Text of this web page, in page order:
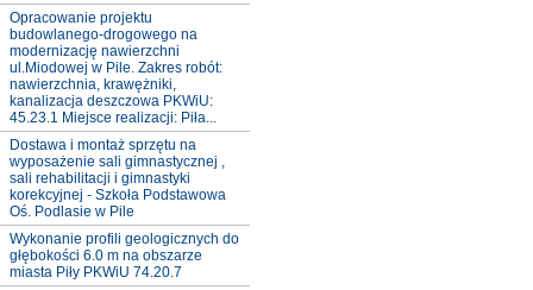
Opracowanie projektu
budowlanego-drogowego na
modernizację nawierzchni
ul.Miodowej w Pile. Zakres robót:
nawierzchnia, krawężniki,
kanalizacja deszczowa PKWiU:
45.23.1 Miejsce realizacji: Piła...
Dostawa i montaż sprzętu na
wyposażenie sali gimnastycznej ,
sali rehabilitacji i gimnastyki
korekcyjnej - Szkoła Podstawowa
Oś. Podlasie w Pile
Wykonanie profili geologicznych do
głębokości 6.0 m na obszarze
miasta Piły PKWiU 74.20.7